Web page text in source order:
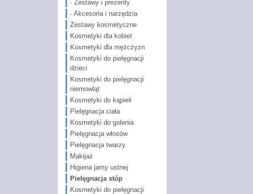
· Zestawy i prezenty
· Akcesoria i narzędzia
Zestawy kosmetyczne
Kosmetyki dla kobiet
Kosmetyki dla mężczyzn
Kosmetyki do pielęgnacji
dzieci
Kosmetyki do pielęgnacji
niemowląt
Kosmetyki do kąpieli
Pielęgnacja ciała
Kosmetyki do golenia
Pielęgnacja włosów
Pielęgnacja twarzy
Makijaż
Higiena jamy ustnej
Pielęgnacja stóp
Kosmetyki do pielęgnacji